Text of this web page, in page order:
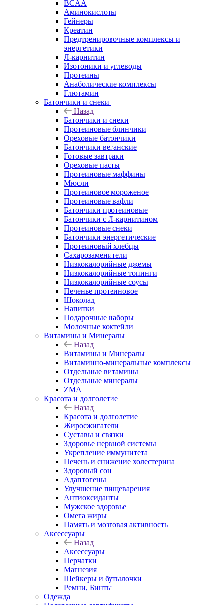
BCAA
Аминокислоты
Гейнеры
Креатин
Предтренировочные комплексы и
энергетики
Л-карнитин
Изотоники и углеводы
Протеины
Анаболические комплексы
Глютамин
Батончики и снеки
Назад
Батончики и снеки
Протеиновые блинчики
Ореховые батончики
Батончики веганские
Готовые завтраки
Ореховые пасты
Протеиновые маффины
Мюсли
Протеиновое мороженое
Протеиновые вафли
Батончики протеиновые
Батончики с Л-карнитином
Протеиновые снеки
Батончики энергетические
Протеиновый хлебцы
Сахарозаменители
Низкокалорийные джемы
Низкокалорийные топинги
Низкокалорийные соусы
Печенье протеиновое
Шоколад
Напитки
Подарочные наборы
Молочные коктейли
Витамины и Минералы
Назад
Витамины и Минералы
Витаминно-минеральные комплексы
Отдельные витамины
Отдельные минералы
ZMA
Красота и долголетие
Назад
Красота и долголетие
Жиросжигатели
Суставы и связки
Здоровье нервной системы
Укрепление иммунитета
Печень и снижение холестерина
Здоровый сон
Адаптогены
Улучшение пищеварения
Антиоксиданты
Мужское здоровье
Омега жиры
Память и мозговая активность
Аксессуары
Назад
Аксессуары
Перчатки
Магнезия
Шейкеры и бутылочки
Ремни, Бинты
Одежда